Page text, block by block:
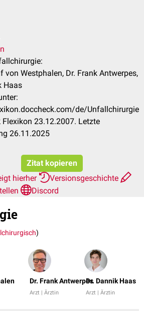
von Westphalen, Dr. Frank Antwerpes,
Haas
de/Unfallchirurgie
Flexikon 23.12.2007. Letzte
26.11.2025
Zitat kopieren
hierher
Versionsgeschichte
Discord
)
Dr. Frank Antwerpes
Arzt | Ärztin
Dr. Dannik Haas
Arzt | Ärztin